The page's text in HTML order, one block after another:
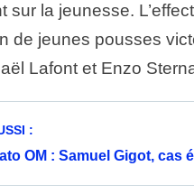
sur la jeunesse.
de jeunes pousses
Lafont et Enzo
:
OM : Samuel Gigot, cas